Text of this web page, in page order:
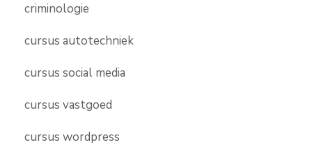
criminologie
cursus autotechniek
cursus social media
cursus vastgoed
cursus wordpress